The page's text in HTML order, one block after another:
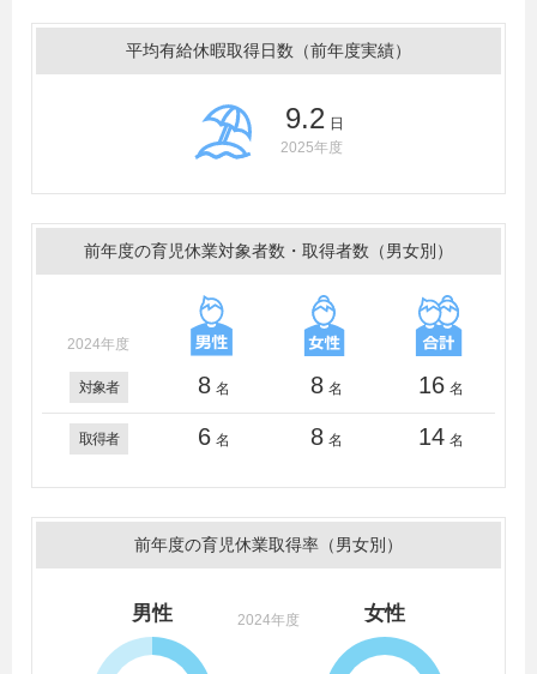
平均有給休暇取得日数（前年度実績）
9.2 日
2025年度
前年度の育児休業対象者数・取得者数（男女別）
2024年度
対象者 8 名 8 名 16 名
取得者 6 名 8 名 14 名
前年度の育児休業取得率（男女別）
2024年度
男性 女性